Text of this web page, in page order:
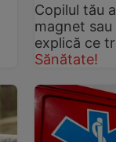
Copilul tău
magnet
explică ce
Sănătate!